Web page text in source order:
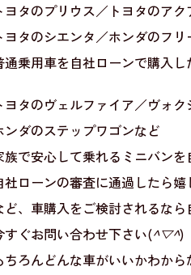
ヨタのプリウス／トヨタのアク
ヨタのシエンタ／ホンダのフリ
通乗用車を自社ローンで購入し
ヨタのヴェルファイア／ヴォク
ンダのステップワゴンなど
族で安心して乗れるミニバン
社ローンの審査に通過したら
ど、車購入をご検討されるな
すぐお問い合わせ下さい(^▽^)
ちろんどんな車がいいかわから